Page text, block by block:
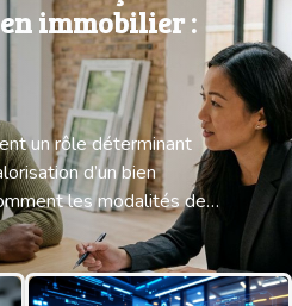
immobilier :
un rôle déterminant
d’un bien
les modalités de
prix et la valeur d’un
des écueils lors d’un
dans des exemples